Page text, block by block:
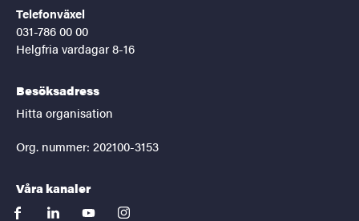
Telefonväxel
031-786 00 00
Helgfria vardagar 8-16
Besöksadress
Hitta organisation
Org. nummer: 202100-3153
Våra kanaler